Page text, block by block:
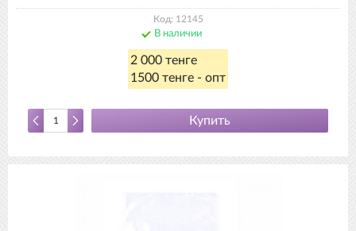
Код: 12145
В наличии
2 000 тенге
1500 тенге - опт
Купить